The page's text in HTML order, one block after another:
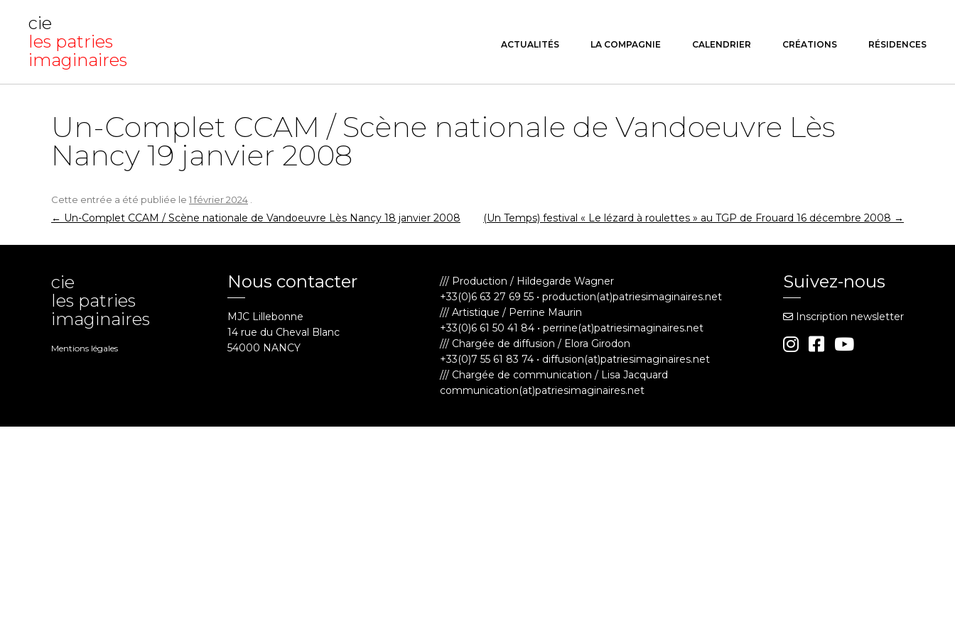
cie
les patries
imaginaires
ACTUALITÉS LA COMPAGNIE CALENDRIER CRÉATIONS RÉSIDENCES
Un-Complet CCAM / Scène nationale de Vandoeuvre Lès
Nancy 19 janvier 2008
Cette entrée a été publiée le 1 février 2024
Navigation
des
← Un-Complet CCAM / Scène nationale de Vandoeuvre Lès Nancy 18 janvier 2008 (Un Temps) festival « Le lézard à roulettes » au TGP de Frouard 16 décembre 2008 →
cie
les patries
imaginaires
Mentions légales
Nous contacter
MJC Lillebonne
14 rue du Cheval Blanc
54000 NANCY
/// Production / Hildegarde Wagner
+33(0)6 63 27 69 55 • production(at)patriesimaginaires.net
/// Artistique / Perrine Maurin
+33(0)6 61 50 41 84 • perrine(at)patriesimaginaires.net
/// Chargée de diffusion / Elora Girodon
+33(0)7 55 61 83 74 • diffusion(at)patriesimaginaires.net
/// Chargée de communication / Lisa Jacquard
communication(at)patriesimaginaires.net
Suivez-nous
Inscription newsletter